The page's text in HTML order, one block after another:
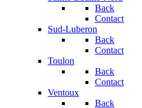
Back
Contact
Sud-Luberon
Back
Contact
Toulon
Back
Contact
Ventoux
Back